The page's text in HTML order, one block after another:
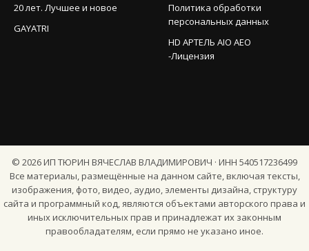
20 лет. Лучшее и новое
GAYATRI
Политика обработки
персональных данных
HD АРТЕЛЬ AIO AEO
-Лицензия
© 2026ИП ТЮРИН ВЯЧЕСЛАВ ВЛАДИМИРОВИЧ · ИНН 540517236499
Все материалы, размещённые на данном сайте, включая тексты,
изображения, фото, видео, аудио, элементы дизайна, структуру
сайта и программный код, являются объектами авторского права и
иных исключительных прав и принадлежат их законным
правообладателям, если прямо не указано иное.